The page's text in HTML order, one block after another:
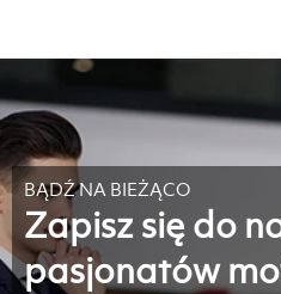
BĄDŹ NA BIEŻĄCO
Zapisz się do
pasjonatów